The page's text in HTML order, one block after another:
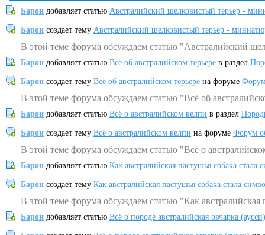
Барон добавляет статью Австралийский шелковистый терьер -
Барон создает тему Австралийский шелковистый терьер -
В этой теме форума обсуждаем статью "Австралийский
Барон добавляет статью Всё об австралийском терьере в раздел
Барон создает тему Всё об австралийском терьере на форуме
В этой теме форума обсуждаем статью "Всё об
Барон добавляет статью Всё о австралийском келпи в раздел
Барон создает тему Всё о австралийском келпи на форуме Форум
В этой теме форума обсуждаем статью "Всё о
Барон добавляет статью Как австралийская пастушья собака
Барон создает тему Как австралийская пастушья собака стала
В этой теме форума обсуждаем статью "Как
Барон добавляет статью Всё о породе австралийская овчарка (аусси)